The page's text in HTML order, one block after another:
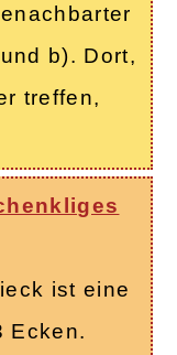
b). Dort,
treffen,
ist eine
Ecken.